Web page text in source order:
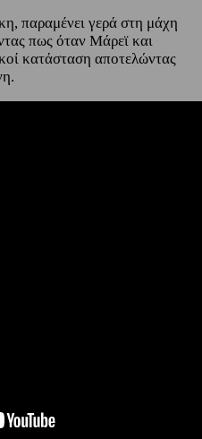
παραμένει γερά στη μάχη
πως όταν Μάρεϊ και
κατάσταση αποτελώντας